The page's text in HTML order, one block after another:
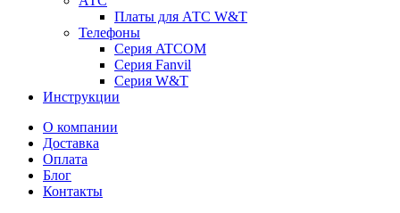
Платы для АТС W&T
Телефоны
Серия ATCOM
Серия Fanvil
Серия W&T
Инструкции
О компании
Доставка
Оплата
Блог
Контакты